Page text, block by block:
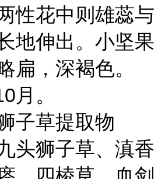
性花中则雄蕊与
地伸出。小坚果
扁，深褐色。
月。
子草提取物
头狮子草、滇香